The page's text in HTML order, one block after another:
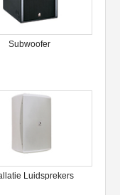
Subwoofer
Luidsprekers